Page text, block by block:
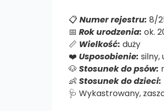
📋Numer rejestru: 8/
📅 Rok urodzenia: ok.
📏 Wielkość: duży
❤️ Usposobienie: silny,
🐶 Stosunek do psów:
👶 Stosunek do dzieci:
🩺 Wykastrowany,